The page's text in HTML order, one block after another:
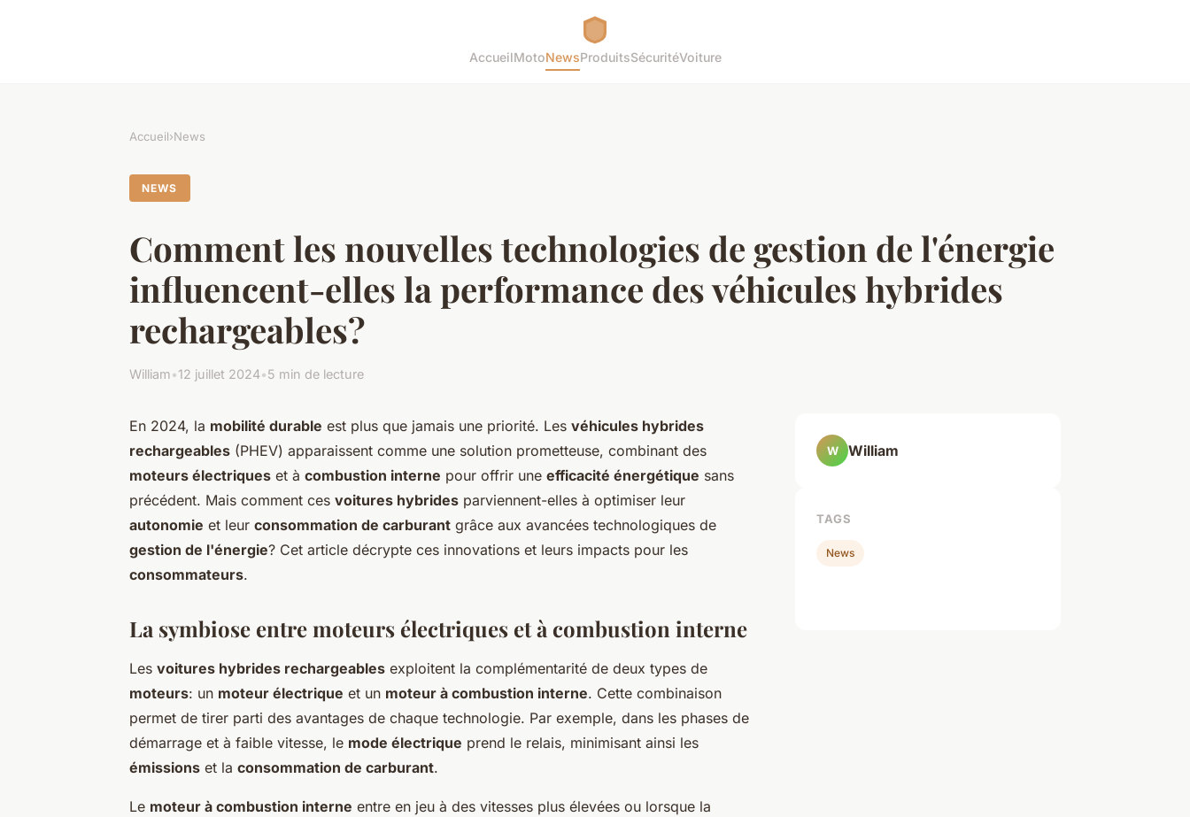
AccueilMotoNewsProduitsSécuritéVoiture
Accueil›News
NEWS
Comment les nouvelles technologies de gestion de l'énergie
influencent-elles la performance des véhicules hybrides
rechargeables?
William•12 juillet 2024•5 min de lecture
En 2024, la mobilité durable est plus que jamais une priorité. Les véhicules hybrides
rechargeables (PHEV) apparaissent comme une solution prometteuse, combinant des
moteurs électriques et à combustion interne pour offrir une efficacité énergétique sans
précédent. Mais comment ces voitures hybrides parviennent-elles à optimiser leur
autonomie et leur consommation de carburant grâce aux avancées technologiques de
gestion de l'énergie? Cet article décrypte ces innovations et leurs impacts pour les
consommateurs.
La symbiose entre moteurs électriques et à combustion interne
Les voitures hybrides rechargeables exploitent la complémentarité de deux types de
moteurs: un moteur électrique et un moteur à combustion interne. Cette combinaison
permet de tirer parti des avantages de chaque technologie. Par exemple, dans les phases de
démarrage et à faible vitesse, le mode électrique prend le relais, minimisant ainsi les
émissions et la consommation de carburant.
Le moteur à combustion interne entre en jeu à des vitesses plus élevées ou lorsque la
W William
TAGS
News